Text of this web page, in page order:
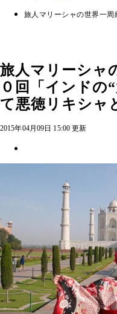
旅人マリーシャの世界一
旅人マリーシャ
０回「インドの
て悪徳リキシャ
2015年04月09日 15:00 更新